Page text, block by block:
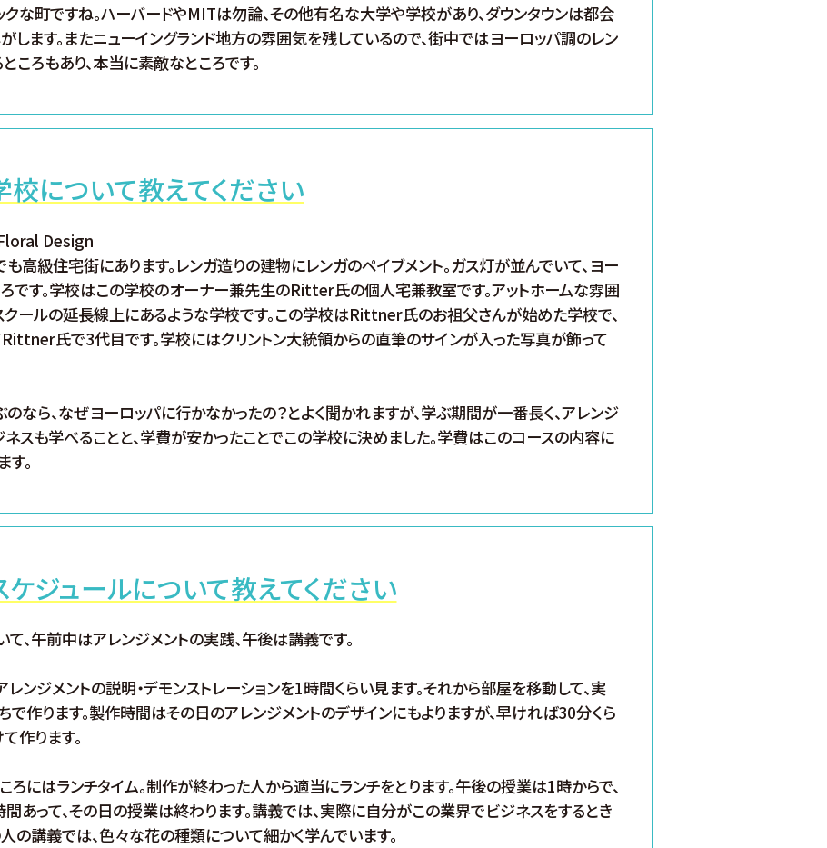
クな町ですね。ハーバードやMITは勿論、その他有名な大学や学校があり、ダウンタウンは都会
します。またニューイングランド地方の雰囲気を残しているので、街中ではヨーロッパ調のレン
ろもあり、本当に素敵なところです。
校について教えてください
Design
高級住宅街にあります。レンガ造りの建物にレンガのペイブメント。ガス灯が並んでいて、ヨー
です。学校はこの学校のオーナー兼先生のRitter氏の個人宅兼教室です。アットホームな雰囲
クールの延長線上にあるような学校です。この学校はRittner氏のお祖父さんが始めた学校で、
氏で3代目です。学校にはクリントン大統領からの直筆のサインが入った写真が飾って
なら、なぜヨーロッパに行かなかったの？とよく聞かれますが、学ぶ期間が一番長く、アレンジ
ネスも学べることと、学費が安かったことでこの学校に決めました。学費はこのコースの内容に
。
ケジュールについて教えてください
、午前中はアレンジメントの実践、午後は講義です。
ンジメントの説明・デモンストレーションを1時間くらい見ます。それから部屋を移動して、実
で作ります。製作時間はその日のアレンジメントのデザインにもよりますが、早ければ30分くら
作ります。
にはランチタイム。制作が終わった人から適当にランチをとります。午後の授業は1時からで、
あって、その日の授業は終わります。講義では、実際に自分がこの業界でビジネスをするとき
の講義では、色々な花の種類について細かく学んでいます。